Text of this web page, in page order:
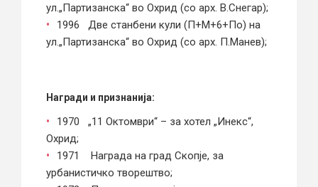
ул.„Партизанска“ во Охрид (со арх. В.Снегар);
1996 Две станбени кули (П+М+6+По) на
ул.„Партизанска“ во Охрид (со арх. П.Манев);
Награди и признанија:
1970 „11 Октомври“ – за хотел „Инекс“,
Охрид;
1971 Награда на град Скопје, за
урбанистичко творештво;